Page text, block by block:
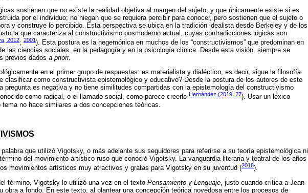
sostienen que no existe la realidad objetiva al margen del sujeto, y que únicamente existe si es
por el individuo; no niegan que se requiera percibir para conocer, pero sostienen que el sujeto o
y construye lo percibido. Esta perspectiva se ubica en la tradición idealista desde Berkeley y de los
la que caracteriza al constructivismo posmoderno actual, cuyas contradicciones lógicas son
2012; 2001). Esta postura es la hegemónica en muchos de los “constructivismos” que predominan en
las ciencias sociales, en la pedagogía y en la psicología clínica. Desde esta visión, siempre se
previos dados a priori.
en el primer grupo de respuestas: es materialista y dialéctico, es decir, sigue la filosofía
clasificar como constructivista epistemológico y educativo? Desde la postura de los autores de este
pregunta es negativa y no tiene similitudes compartidas con la epistemología del constructivismo
como radical, o el llamado social, como parece creerlo Hernández (2019: 27). Usar un léxico
no hace similares a dos concepciones teóricas.
que utilizó Vigotsky, o más adelante sus seguidores para referirse a su teoría epistemológica ni
del movimiento artístico ruso que conoció Vigotsky. La vanguardia literaria y teatral de los años
movimientos artísticos muy atractivos y gratas para Vigotsky en su juventud (2018).
término, Vigotsky lo utilizó una vez en el texto Pensamiento y Lenguaje , justo cuando critica a Jean
obra a fondo. En este texto, al plantear una concepción teórica novedosa entre los procesos de